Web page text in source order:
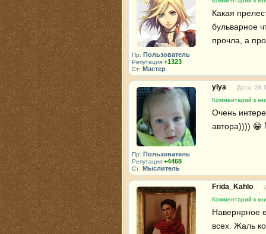
Пр: Пользователь
Репутация:+1323
Ст: Мастер
Какая
бульварное
прочла, а
Пр: Пользователь
Репутация:+4468
Ст: Мыслитель
ylya
Дата:
Комментарий к
Очень
автора)))) 😁
Frida_Kahlo
Комментарий к
Навернрное
всех. Жаль